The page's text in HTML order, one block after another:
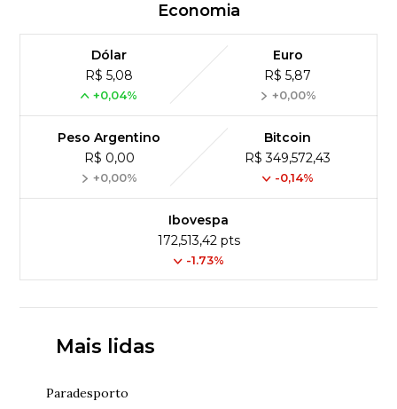
Economia
Dólar
R$ 5,08
+0,04%
Euro
R$ 5,87
+0,00%
Peso Argentino
R$ 0,00
+0,00%
Bitcoin
R$ 349,572,43
-0,14%
Ibovespa
172,513,42 pts
-1.73%
Mais lidas
Paradesporto